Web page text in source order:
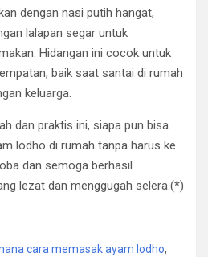
dengan nasi putih hangat,
lalapan segar untuk
Hidangan ini cocok untuk
baik saat santai di rumah
keluarga.
dan praktis ini, siapa pun bisa
lodho di rumah tanpa harus ke
dan semoga berhasil
lezat dan menggugah selera.(*)
cara memasak ayam lodho,